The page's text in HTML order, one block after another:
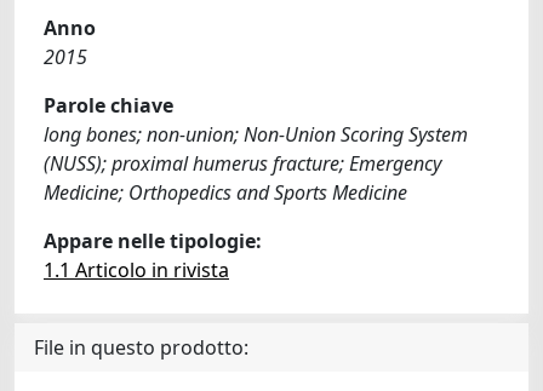
Anno
2015
Parole chiave
long bones; non-union; Non-Union Scoring System
(NUSS); proximal humerus fracture; Emergency
Medicine; Orthopedics and Sports Medicine
Appare nelle tipologie:
1.1 Articolo in rivista
File in questo prodotto: